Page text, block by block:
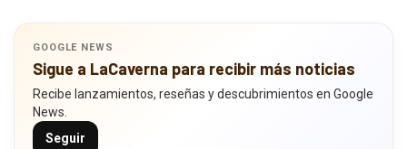
GOOGLE NEWS
Sigue a LaCaverna para recibir más noticias
Recibe lanzamientos, reseñas y descubrimientos en Google
News.
Seguir